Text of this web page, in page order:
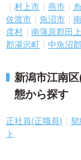
村上市
燕市
佐渡市
魚沼市
彦村
南蒲原郡田
郡湯沢町
中魚沼
新潟市江南
態から探す
正社員(正職員) 契
ト